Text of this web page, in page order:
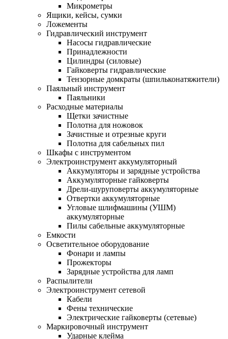
Микрометры
Ящики, кейсы, сумки
Ложементы
Гидравлический инструмент
Насосы гидравлические
Принадлежности
Цилиндры (силовые)
Гайковерты гидравлические
Тензорные домкраты (шпильконатяжители)
Паяльный инструмент
Паяльники
Расходные материалы
Щетки зачистные
Полотна для ножовок
Зачистные и отрезные круги
Полотна для сабельных пил
Шкафы с инструментом
Электроинструмент аккумуляторный
Аккумуляторы и зарядные устройства
Аккумуляторные гайковерты
Дрели-шуруповерты аккумуляторные
Отвертки аккумуляторные
Угловые шлифмашины (УШМ)
аккумуляторные
Пилы сабельные аккумуляторные
Емкости
Осветительное оборудование
Фонари и лампы
Прожекторы
Зарядные устройства для ламп
Распылители
Электроинструмент сетевой
Кабели
Фены технические
Электрические гайковерты (сетевые)
Маркировочный инструмент
Ударные клейма